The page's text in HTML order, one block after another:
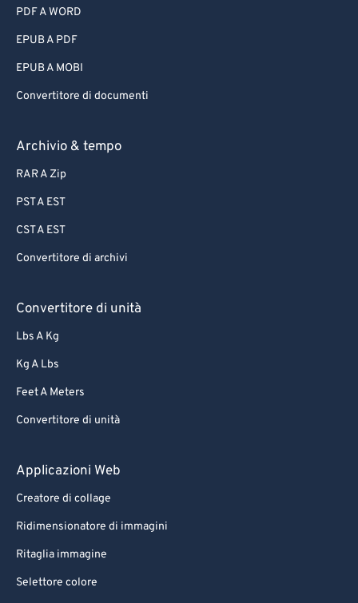
PDF A WORD
EPUB A PDF
EPUB A MOBI
Convertitore di documenti
Archivio & tempo
RAR A Zip
PST A EST
CST A EST
Convertitore di archivi
Convertitore di unità
Lbs A Kg
Kg A Lbs
Feet A Meters
Convertitore di unità
Applicazioni Web
Creatore di collage
Ridimensionatore di immagini
Ritaglia immagine
Selettore colore